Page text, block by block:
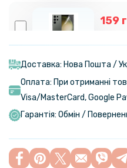
159
S23 Ultra, Transparent
239
299
319
Доставка: Нова Пошта /
Оплата: При отриманні
Visa/MasterСard, Google
Гарантія: Обмін /